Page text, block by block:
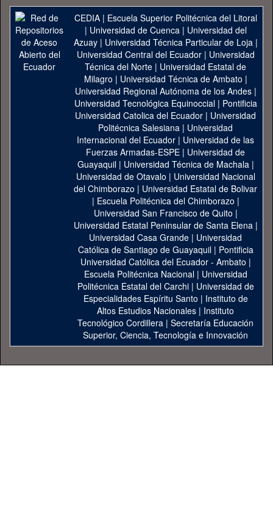
CEDIA| Escuela Superior Politécnica del Litoral
| Universidad de Cuenca| Universidad del
Azuay| Universidad Técnica Particular de Loja|
Universidad Central del Ecuador| Universidad
Técnica del Norte | Universidad Estatal de
Milagro | Universidad Técnica de Ambato |
Universidad Regional Autónoma de los Andes|
Universidad Tecnológica Equinoccial| Pontificia
Universidad Catolica del Ecuador | Universidad
Politécnica Salesiana | Universidad
Internacional del Ecuador | Universidad de las
Fuerzas Armadas-ESPE | Universidad de
Guayaquil| Universidad Técnica de Machala|
Universidad de Otavalo | Universidad Nacional
del Chimborazo | Universidad Estatal de Bolivar
| Escuela Politécnica del Chimborazo |
Universidad San Francisco de Quito |
Universidad Estatal Peninsular de Santa Elena|
Universidad Casa Grande | Universidad
Católica de Santiago de Guayaquil| Pontificia
Universidad Católica del Ecuador - Ambato |
Escuela Politécnica Nacional| Universidad
Politécnica Estatal del Carchi| Universidad de
Especialidades Espíritu Santo | Instituto de
Altos Estudios Nacionales | Instituto
Tecnológico Cordillera | Secretaría Educación
Superior, Ciencia, Tecnología e Innovación